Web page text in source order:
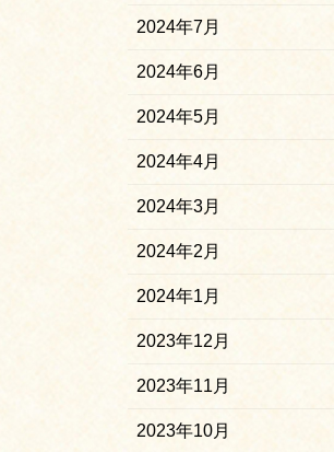
2024年7月
2024年6月
2024年5月
2024年4月
2024年3月
2024年2月
2024年1月
2023年12月
2023年11月
2023年10月